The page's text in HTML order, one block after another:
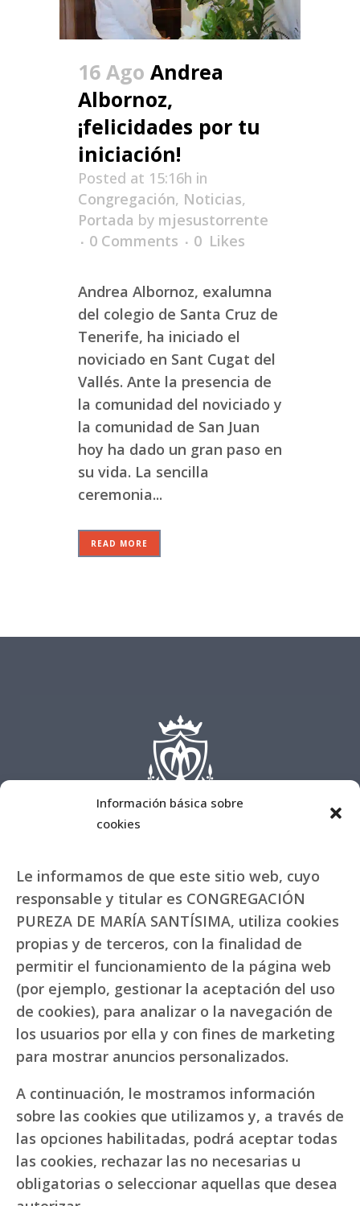
Información básica sobre
cookies
Le informamos de que este sitio web, cuyo
responsable y titular es CONGREGACIÓN
PUREZA DE MARÍA SANTÍSIMA, utiliza cookies
propias y de terceros, con la finalidad de
permitir el funcionamiento de la página web
(por ejemplo, gestionar la aceptación del uso
de cookies), para analizar o la navegación de
los usuarios por ella y con fines de marketing
para mostrar anuncios personalizados.
A continuación, le mostramos información
sobre las cookies que utilizamos y, a través de
las opciones habilitadas, podrá aceptar todas
las cookies, rechazar las no necesarias u
obligatorias o seleccionar aquellas que desea
16 Ago Andrea
Albornoz,
¡felicidades por tu
iniciación!
Posted at 15:16h in
Congregación, Noticias,
Portada by mjesustorrente
0 Comments
0 Likes
Andrea Albornoz, exalumna
del colegio de Santa Cruz de
Tenerife, ha iniciado el
noviciado en Sant Cugat del
Vallés. Ante la presencia de
la comunidad del noviciado y
la comunidad de San Juan
hoy ha dado un gran paso en
su vida. La sencilla
ceremonia...
READ MORE